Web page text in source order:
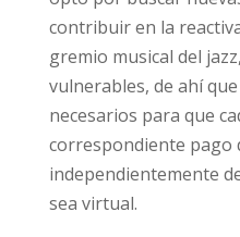
contribuir en la
gremio musical del
vulnerables, de ahí
necesarios para que
correspondiente pago
independientemente
sea virtual.